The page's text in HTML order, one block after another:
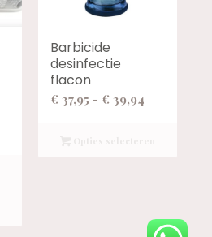
Barbicide
desinfectie
flacon
€ 37,95 - € 39,94Prijsklasse: